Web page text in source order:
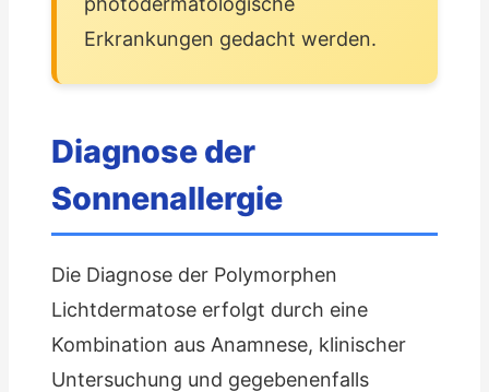
Erkrankungen gedacht werden.
Diagnose der
Sonnenallergie
Die Diagnose der Polymorphen
Lichtdermatose erfolgt durch eine
Kombination aus Anamnese, klinischer
Untersuchung und gegebenenfalls